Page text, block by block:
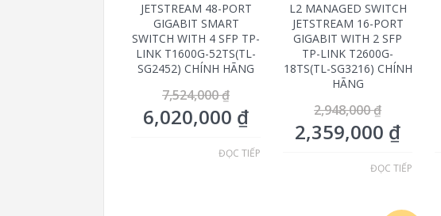
JETSTREAM 48-PORT
GIGABIT SMART
SWITCH WITH 4 SFP TP-
LINK T1600G-52TS(TL-
SG2452) CHÍNH HÃNG
7,524,000₫
6,020,000 ₫
ĐỌC TIẾP
L2 MANAGED SWITCH
JETSTREAM 16-PORT
GIGABIT WITH 2 SFP
TP-LINK T2600G-
18TS(TL-SG3216) CHÍNH
HÃNG
2,948,000₫
2,359,000 ₫
ĐỌC TIẾP